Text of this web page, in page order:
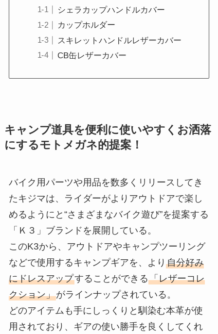
シェラカップハンドルカバー
カップホルダー
スキレットハンドルレザーカバー
CB缶レザーカバー
キャンプ道具を便利に使いやすくお洒落
にするモトメガネ的提案！
バイク用パーツや用品を数多くリリースしてき
たキジマは、ライダーがよりアウトドアで楽し
めるようにと“さまざまなバイク遊び”を提案する
「Ｋ３」ブランドを展開している。
このK3から、アウトドアやキャンプツーリング
などで使用するキャンプギアを、より 自分好み
にドレスアップすることができる「レザーコレ
クション」がラインナップされている。
どのアイテムも手にしっくりと馴染む本革が使
用されており、ギアの使い勝手を良くしてくれ